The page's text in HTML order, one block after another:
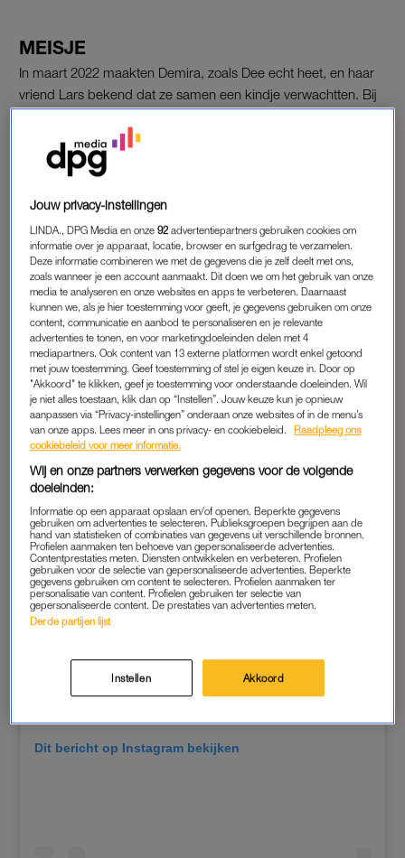
MEISJE
In maart 2022 maakten Demira, zoals Dee echt heet, en haar
vriend Lars bekend dat ze samen een kindje verwachtten. Bij
de aankondiging op Instagram schreef Dee slechts
‘september 2022′, de maand waarin ze uitgerekend was. In de
periode daarna deelde de influencer meer van haar
zwangerschap. Foto’s en video’s, en ook het geslacht: een
meisje.
Op YouTube en Instagram hield Dee haar volgers op de hoogte
van de voortgang. ‘Hoewel de eerste weken van van zo’n
zwangerschap vooruit kruipen zijn alle clichés waar, ineens
vliegt de tijd!’, schreef ze toen ze de 20 weken gepasseerd
was. ‘Op wat maagzuur en rugpijn na kan ik echt optimaal
genieten van mijn groeiende buik en zelfs al van het getrappel
daarbinnen.’
Tekst gaat door onder de post.
Dit bericht op Instagram bekijken
Jouw privacy-instellingen
LINDA., DPG Media en onze92 advertentiepartners gebruiken cookies om
informatie over je apparaat, locatie, browser en surfgedrag te verzamelen.
Deze informatie combineren we met de gegevens die je zelf deelt met ons,
zoals wanneer je een account aanmaakt. Dit doen we om het gebruik van onze
media te analyseren en onze websites en apps te verbeteren. Daarnaast
kunnen we, als je hier toestemming voor geeft, je gegevens gebruiken om onze
content, communicatie en aanbod te personaliseren en je relevante
advertenties te tonen, en voor marketingdoeleinden delen met 4
mediapartners. Ook content van 13 externe platformen wordt enkel getoond
met jouw toestemming. Geef toestemming of stel je eigen keuze in. Door op
"Akkoord" te klikken, geef je toestemming voor onderstaande doeleinden. Wil
je niet alles toestaan, klik dan op “Instellen”. Jouw keuze kun je opnieuw
aanpassen via “Privacy-instellingen” onderaan onze websites of in de menu’s
van onze apps. Lees meer in ons privacy- en cookiebeleid.
Raadpleeg ons
cookiebeleid voor meer informatie.
Wij en onze partners verwerken gegevens voor de volgende
doeleinden:
Informatie op een apparaat opslaan en/of openen. Beperkte gegevens
gebruiken om advertenties te selecteren. Publieksgroepen begrijpen aan de
hand van statistieken of combinaties van gegevens uit verschillende bronnen.
Profielen aanmaken ten behoeve van gepersonaliseerde advertenties.
Contentprestaties meten. Diensten ontwikkelen en verbeteren. Profielen
gebruiken voor de selectie van gepersonaliseerde advertenties. Beperkte
gegevens gebruiken om content te selecteren. Profielen aanmaken ter
personalisatie van content. Profielen gebruiken ter selectie van
gepersonaliseerde content. De prestaties van advertenties meten.
Derde partijen lijst
Instellen Akkoord